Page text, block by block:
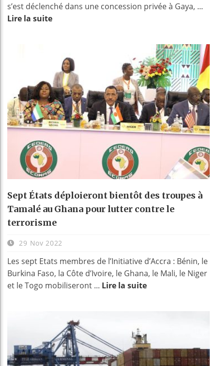
s’est déclenché dans une concession privée à Gaya, ...
Lire la suite
Sept États déploieront bientôt des troupes à
Tamalé au Ghana pour lutter contre le
terrorisme
29 Nov 2022
Les sept Etats membres de l’Initiative d’Accra : Bénin, le
Burkina Faso, la Côte d’Ivoire, le Ghana, le Mali, le Niger
et le Togo mobiliseront ... Lire la suite